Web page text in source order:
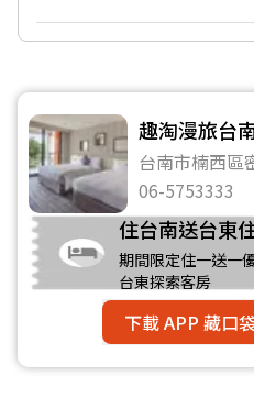
趣淘漫旅台
台南市楠西區
06-5753333
住台南送台東
期間限定住一送一
台東探索客房
下載 APP 藏口